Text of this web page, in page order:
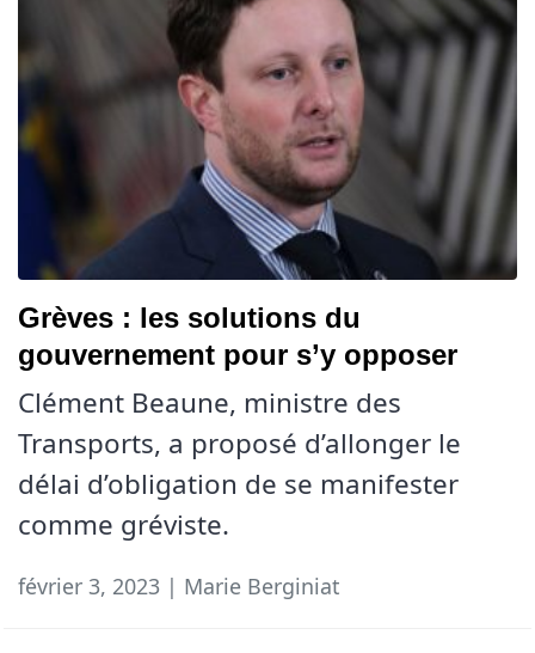
Grèves : les solutions du
gouvernement pour s’y opposer
Clément Beaune, ministre des
Transports, a proposé d’allonger le
délai d’obligation de se manifester
comme gréviste.
février 3, 2023 | Marie Berginiat